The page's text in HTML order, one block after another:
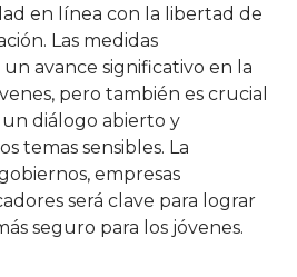
en línea con la libertad de
Las medidas
avance significativo en la
pero también es crucial
diálogo abierto y
temas sensibles. La
empresas
será clave para lograr
seguro para los jóvenes.